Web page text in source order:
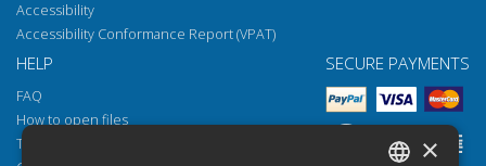
Accessibility
Accessibility Conformance Report (VPAT)
HELP
FAQ
How to open files
Torrossa Reader
SECURE PAYMENTS
×